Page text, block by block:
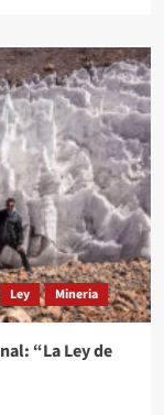
Ley Mineria
“La Ley de